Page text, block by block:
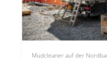
Mudcleaner auf der